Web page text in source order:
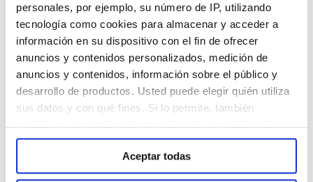
personales, por ejemplo, su número de IP, utilizando
tecnología como cookies para almacenar y acceder a
información en su dispositivo con el fin de ofrecer
anuncios y contenidos personalizados, medición de
anuncios y contenidos, información sobre el público y
desarrollo de productos. Usted puede elegir quién utiliza
sus datos y con qué fines. Si lo permite, también
quisiéramos recopilar información sobre su ubicación
geográfica e identificar su dispositivo. Obtenga más
información sobre cómo se procesan sus datos
personales y establezca sus preferencias en la sección
Aceptar todas
Related Posts
30 junio, 2026
Del SEO al GEO:
cómo ganar